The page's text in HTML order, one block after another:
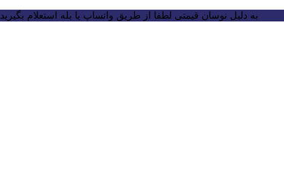
به دلیل نوسان قیمتی لطفا از طریق واتساپ یا بله استعلام بگیرید